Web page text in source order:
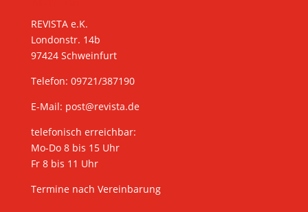
REVISTA e.K.
Londonstr. 14b
97424 Schweinfurt
Telefon: 09721/387190
E-Mail: post@revista.de
telefonisch erreichbar:
Mo-Do 8 bis 15 Uhr
Fr 8 bis 11 Uhr
Termine nach Vereinbarung